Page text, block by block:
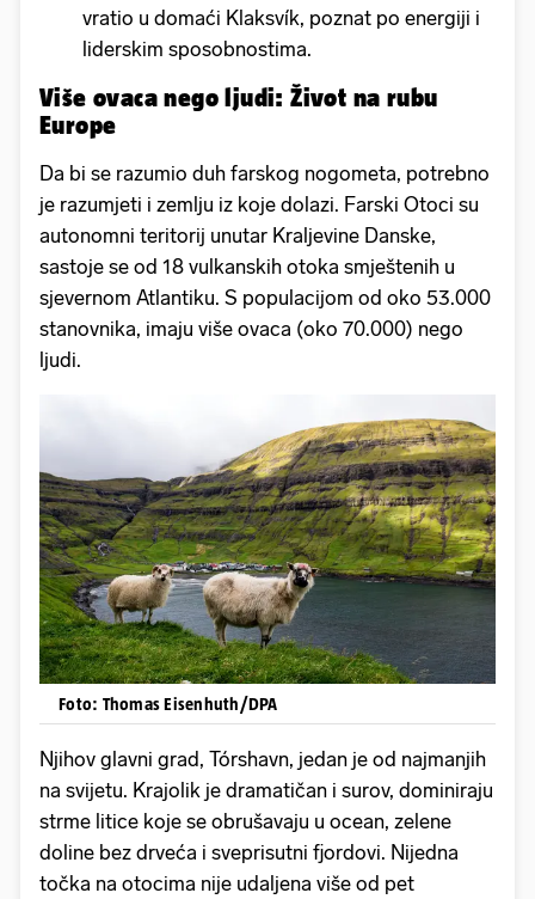
vratio u domaći Klaksvík, poznat po energiji i
liderskim sposobnostima.
Više ovaca nego ljudi: Život na rubu
Europe
Da bi se razumio duh farskog nogometa, potrebno
je razumjeti i zemlju iz koje dolazi. Farski Otoci su
autonomni teritorij unutar Kraljevine Danske,
sastoje se od 18 vulkanskih otoka smještenih u
sjevernom Atlantiku. S populacijom od oko 53.000
stanovnika, imaju više ovaca (oko 70.000) nego
ljudi.
Foto: Thomas Eisenhuth/DPA
Njihov glavni grad, Tórshavn, jedan je od najmanjih
na svijetu. Krajolik je dramatičan i surov, dominiraju
strme litice koje se obrušavaju u ocean, zelene
doline bez drveća i sveprisutni fjordovi. Nijedna
točka na otocima nije udaljena više od pet